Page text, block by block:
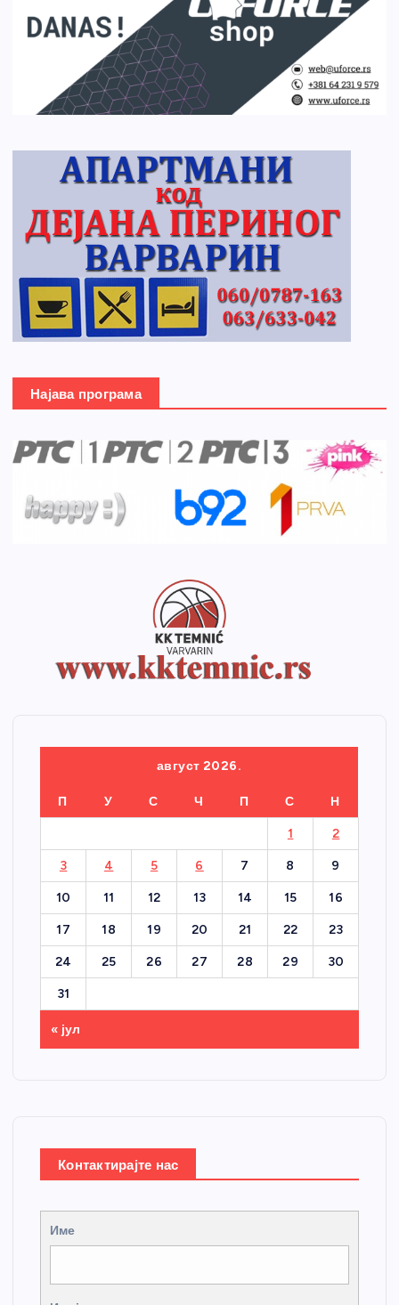
Најава програма
август 2026.
П У С Ч П С Н
1 2
3 4 5 6 7 8 9
10 11 12 13 14 15 16
17 18 19 20 21 22 23
24 25 26 27 28 29 30
31
« јул
Контактирајте нас
Име